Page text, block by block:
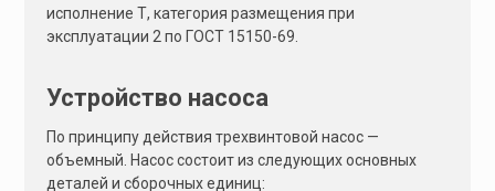
исполнение Т, категория размещения при
эксплуатации 2 по ГОСТ 15150-69.
Устройство насоса
По принципу действия трехвинтовой насос —
объемный. Насос состоит из следующих основных
деталей и сборочных единиц: